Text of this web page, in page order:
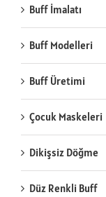
Buff İmalatı
Buff Modelleri
Buff Üretimi
Çocuk Maskeleri
Dikişsiz Döğme
Düz Renkli Buff